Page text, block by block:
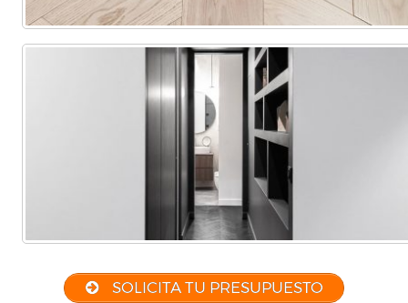
SOLICITA TU PRESUPUESTO